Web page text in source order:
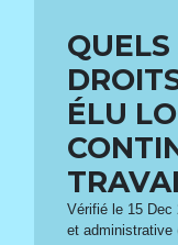
ÉLU
Vérifié le 15 Dec
et administrative